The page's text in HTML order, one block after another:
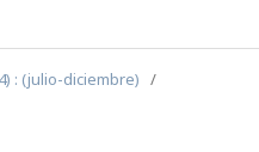
: (julio-diciembre) /